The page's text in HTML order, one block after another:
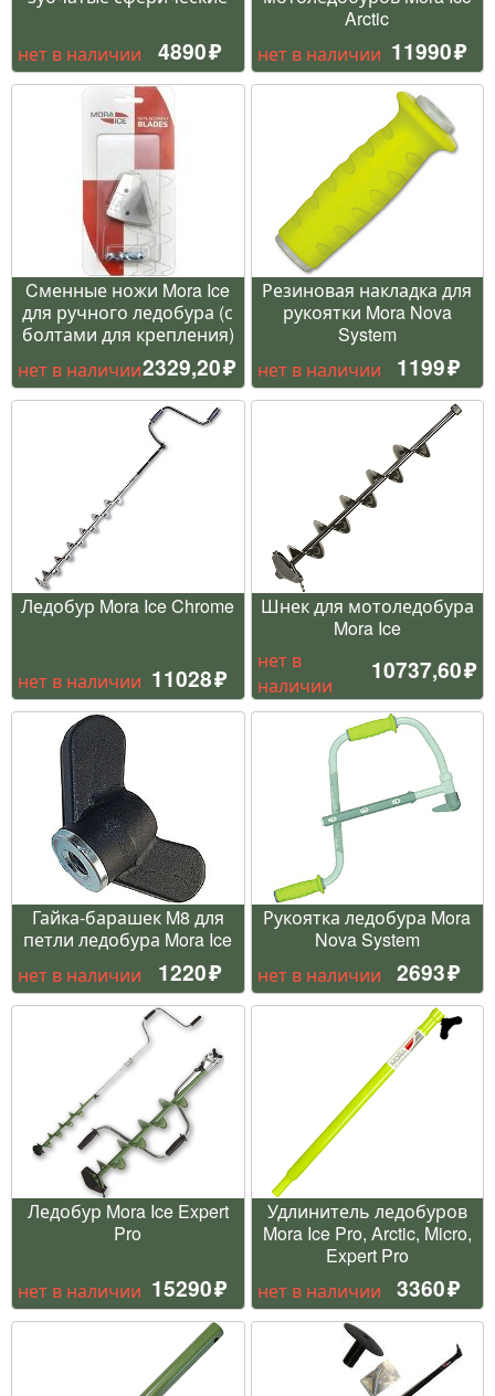
нет в наличии 4890
Arctic
нет в наличии 11990
Cменные ножи Mora Ice
для ручного ледобура (с
болтами для крепления)
нет в наличии2329,20
Резиновая накладка для
рукоятки Mora Nova
System
нет в наличии
1199
Ледобур Mora Ice Chrome
нет в наличии 11028
Шнек для мотоледобура
Mora Ice
нет в
наличии
10737,60
Гайка-барашек M8 для
петли ледобура Mora Ice
нет в наличии
1220
Рукоятка ледобура Mora
Nova System
нет в наличии
2693
Ледобур Mora Ice Expert
Pro
нет в наличии 15290
Удлинитель ледобуров
Mora Ice Pro, Arctic, Micro,
Expert Pro
нет в наличии
3360